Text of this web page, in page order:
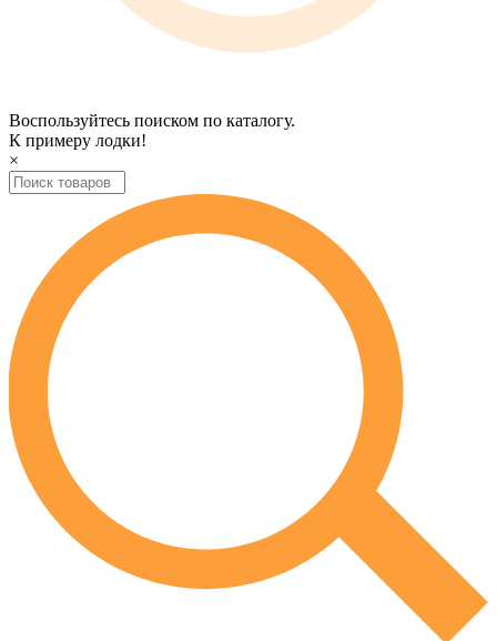
Воспользуйтесь поиском по каталогу.
К примеру лодки!
×